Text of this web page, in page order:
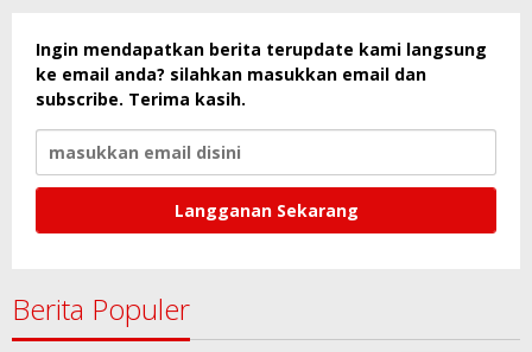
Ingin mendapatkan berita terupdate kami langsung
ke email anda? silahkan masukkan email dan
subscribe. Terima kasih.
Berita Populer